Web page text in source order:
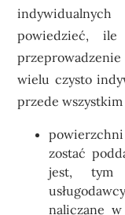
powiedzieć,
wielu czysto
przede wszystkim
zostać
jest, tym
naliczane